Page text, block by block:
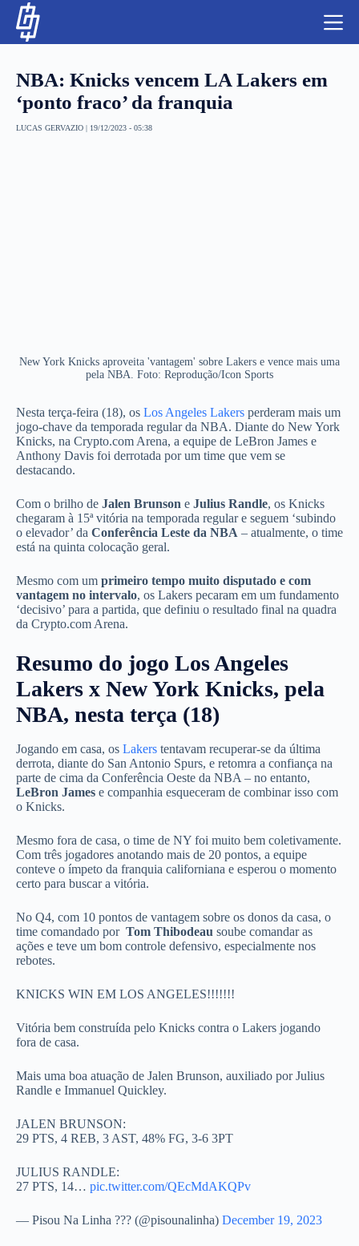
NBA: Knicks vencem LA Lakers em
‘ponto fraco’ da franquia
LUCAS GERVAZIO | 19/12/2023 - 05:38
New York Knicks aproveita 'vantagem' sobre Lakers e vence mais uma
pela NBA. Foto: Reprodução/Icon Sports
Nesta terça-feira (18), os Los Angeles Lakers perderam mais um
jogo-chave da temporada regular da NBA. Diante do New York
Knicks, na Crypto.com Arena, a equipe de LeBron James e
Anthony Davis foi derrotada por um time que vem se
destacando.
Com o brilho de Jalen Brunson e Julius Randle, os Knicks
chegaram à 15ª vitória na temporada regular e seguem ‘subindo
o elevador’ da Conferência Leste da NBA – atualmente, o time
está na quinta colocação geral.
Mesmo com um primeiro tempo muito disputado e com
vantagem no intervalo, os Lakers pecaram em um fundamento
‘decisivo’ para a partida, que definiu o resultado final na quadra
da Crypto.com Arena.
Resumo do jogo Los Angeles
Lakers x New York Knicks, pela
NBA, nesta terça (18)
Jogando em casa, os Lakers tentavam recuperar-se da última
derrota, diante do San Antonio Spurs, e retomra a confiança na
parte de cima da Conferência Oeste da NBA – no entanto,
LeBron James e companhia esqueceram de combinar isso com
o Knicks.
Mesmo fora de casa, o time de NY foi muito bem coletivamente.
Com três jogadores anotando mais de 20 pontos, a equipe
conteve o ímpeto da franquia californiana e esperou o momento
certo para buscar a vitória.
No Q4, com 10 pontos de vantagem sobre os donos da casa, o
time comandado por Tom Thibodeau soube comandar as
ações e teve um bom controle defensivo, especialmente nos
rebotes.
KNICKS WIN EM LOS ANGELES!!!!!!!
Vitória bem construída pelo Knicks contra o Lakers jogando
fora de casa.
Mais uma boa atuação de Jalen Brunson, auxiliado por Julius
Randle e Immanuel Quickley.
JALEN BRUNSON:
29 PTS, 4 REB, 3 AST, 48% FG, 3-6 3PT
JULIUS RANDLE:
27 PTS, 14… pic.twitter.com/QEcMdAKQPv
— Pisou Na Linha ??? (@pisounalinha) December 19, 2023